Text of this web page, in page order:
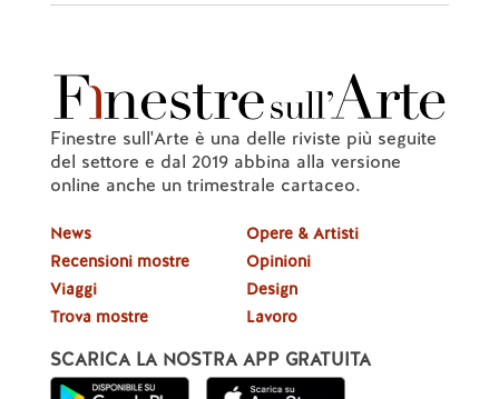
Finestre sull'Arte è una delle riviste più seguite
del settore e dal 2019 abbina alla versione
online anche un trimestrale cartaceo.
News
Recensioni mostre
Viaggi
Trova mostre
Opere & Artisti
Opinioni
Design
Lavoro
SCARICA LA NOSTRA APP GRATUITA